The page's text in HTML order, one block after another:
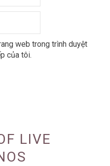
web trong trình duyệt
của tôi.
LIVE